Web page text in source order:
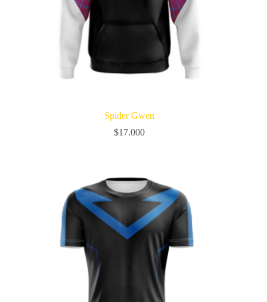
Spider Gwen
$17.000